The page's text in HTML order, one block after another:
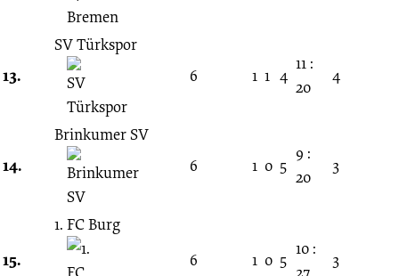
13.
SV Türkspor
6
1 1 4
11 :
20
4
14.
Brinkumer SV
6
1 0 5
9 :
20
3
15.
1. FC Burg
6
1 0 5
10 :
3